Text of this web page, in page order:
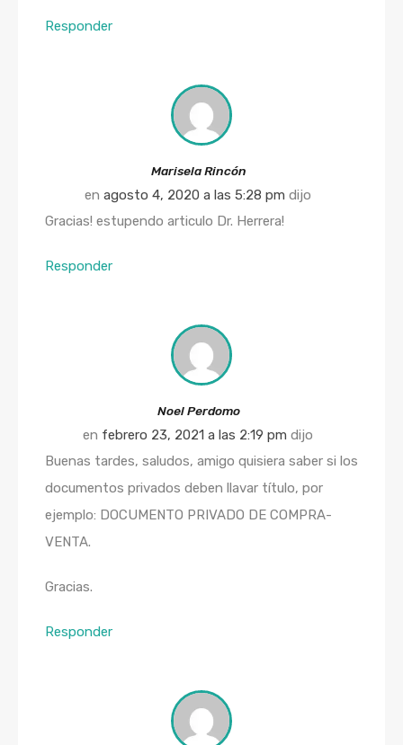
Responder
Marisela Rincón
en agosto 4, 2020 a las 5:28 pm dijo
Gracias! estupendo articulo Dr. Herrera!
Responder
Noel Perdomo
en febrero 23, 2021 a las 2:19 pm dijo
Buenas tardes, saludos, amigo quisiera saber si los
documentos privados deben llavar título, por
ejemplo: DOCUMENTO PRIVADO DE COMPRA-
VENTA.
Gracias.
Responder